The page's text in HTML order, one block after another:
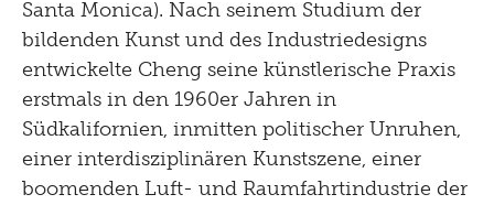
Santa Monica). Nach seinem Studium der
bildenden Kunst und des Industriedesigns
entwickelte Cheng seine künstlerische Praxis
erstmals in den 1960er Jahren in
Südkalifornien, inmitten politischer Unruhen,
einer interdisziplinären Kunstszene, einer
boomenden Luft- und Raumfahrtindustrie der